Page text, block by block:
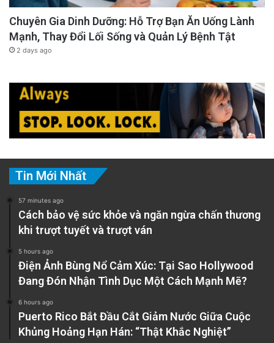
Chuyên Gia Dinh Dưỡng: Hỗ Trợ Bạn Ăn Uống Lành
Mạnh, Thay Đổi Lối Sống và Quản Lý Bệnh Tật
2 days ago
Tin Mới Nhất
57 minutes ago
Cách bảo vệ sức khỏe và ngăn ngừa chấn thương
khi trượt tuyết và trượt ván
5 hours ago
Điện Ảnh Bùng Nổ Cảm Xúc: Tại Sao Hollywood
Đang Đón Nhận Tình Dục Một Cách Mạnh Mẽ?
6 hours ago
Puerto Rico Bắt Đầu Cắt Giảm Nước Giữa Cuộc
Khủng Hoảng Hạn Hán: “Thật Khắc Nghiệt”